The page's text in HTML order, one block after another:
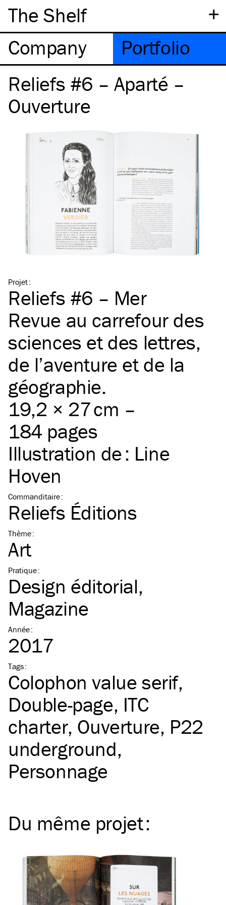
+
The Shelf
Company
Portfolio
Reliefs #6 – Aparté –
Ouverture
Projet:
Reliefs #6 – Mer
Revue au carrefour des
sciences et des lettres,
de l’aventure et de la
géographie.
19,2 × 27 cm –
184 pages
Illustration de : Line
Hoven
Commanditaire:
Reliefs Éditions
Thème:
Art
Pratique:
Design éditorial
Magazine
Année:
2017
Tags:
Colophon value serif
Double-page ITC
charter Ouverture P22
underground
Personnage
Du même projet: